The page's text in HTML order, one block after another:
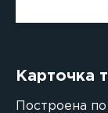
Карточка
Построена